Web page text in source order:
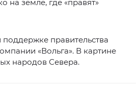
на земле, где «правят»
правительства
«Вольга». В картине
народов Севера.